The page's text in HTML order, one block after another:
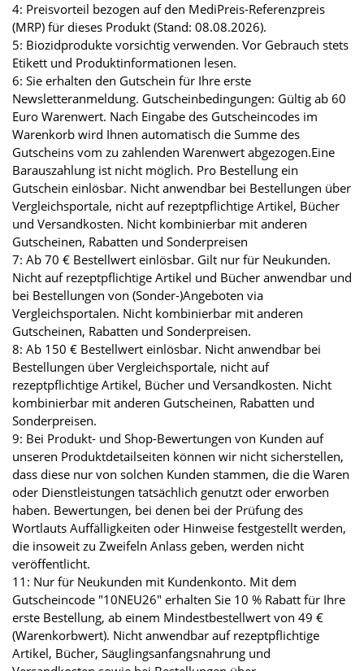
4: Preisvorteil bezogen auf den MediPreis-Referenzpreis
(MRP) für dieses Produkt (Stand: 08.08.2026).
5: Biozidprodukte vorsichtig verwenden. Vor Gebrauch stets
Etikett und Produktinformationen lesen.
6: Sie erhalten den Gutschein für Ihre erste
Newsletteranmeldung. Gutscheinbedingungen: Gültig ab 60
Euro Warenwert. Nach Eingabe des Gutscheincodes im
Warenkorb wird Ihnen automatisch die Summe des
Gutscheins vom zu zahlenden Warenwert abgezogen.Eine
Barauszahlung ist nicht möglich. Pro Bestellung ein
Gutschein einlösbar. Nicht anwendbar bei Bestellungen über
Vergleichsportale, nicht auf rezeptpflichtige Artikel, Bücher
und Versandkosten. Nicht kombinierbar mit anderen
Gutscheinen, Rabatten und Sonderpreisen
7: Ab 70 € Bestellwert einlösbar. Gilt nur für Neukunden.
Nicht auf rezeptpflichtige Artikel und Bücher anwendbar und
bei Bestellungen von (Sonder-)Angeboten via
Vergleichsportalen. Nicht kombinierbar mit anderen
Gutscheinen, Rabatten und Sonderpreisen.
8: Ab 150 € Bestellwert einlösbar. Nicht anwendbar bei
Bestellungen über Vergleichsportale, nicht auf
rezeptpflichtige Artikel, Bücher und Versandkosten. Nicht
kombinierbar mit anderen Gutscheinen, Rabatten und
Sonderpreisen.
9: Bei Produkt- und Shop-Bewertungen von Kunden auf
unseren Produktdetailseiten können wir nicht sicherstellen,
dass diese nur von solchen Kunden stammen, die die Waren
oder Dienstleistungen tatsächlich genutzt oder erworben
haben. Bewertungen, bei denen bei der Prüfung des
Wortlauts Auffälligkeiten oder Hinweise festgestellt werden,
die insoweit zu Zweifeln Anlass geben, werden nicht
veröffentlicht.
11: Nur für Neukunden mit Kundenkonto. Mit dem
Gutscheincode "10NEU26" erhalten Sie 10 % Rabatt für Ihre
erste Bestellung, ab einem Mindestbestellwert von 49 €
(Warenkorbwert). Nicht anwendbar auf rezeptpflichtige
Artikel, Bücher, Säuglingsanfangsnahrung und